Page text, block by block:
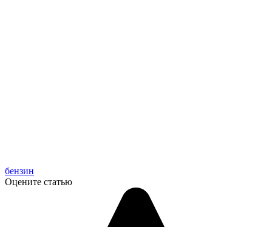
бензин
Оцените статью